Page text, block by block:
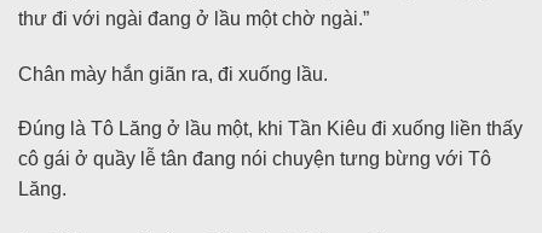
thư đi với ngài đang ở lầu một chờ ngài.”
Chân mày hắn giãn ra, đi xuống lầu.
Đúng là Tô Lăng ở lầu một, khi Tần Kiêu đi xuống liền thấy
cô gái ở quầy lễ tân đang nói chuyện tưng bừng với Tô
Lăng.